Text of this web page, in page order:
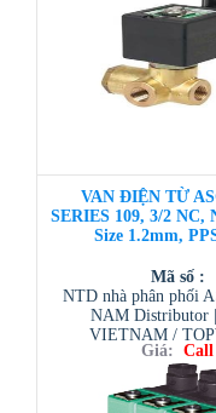
VAN ĐIỆN TỪ
SERIES 109, 3/2 NC,
Size 1.2mm,
Mã số :
NTD nhà phân phối
NAM Distributor
VIETNAM /
VIETNAM /
/ TESCOM
Giá: Call